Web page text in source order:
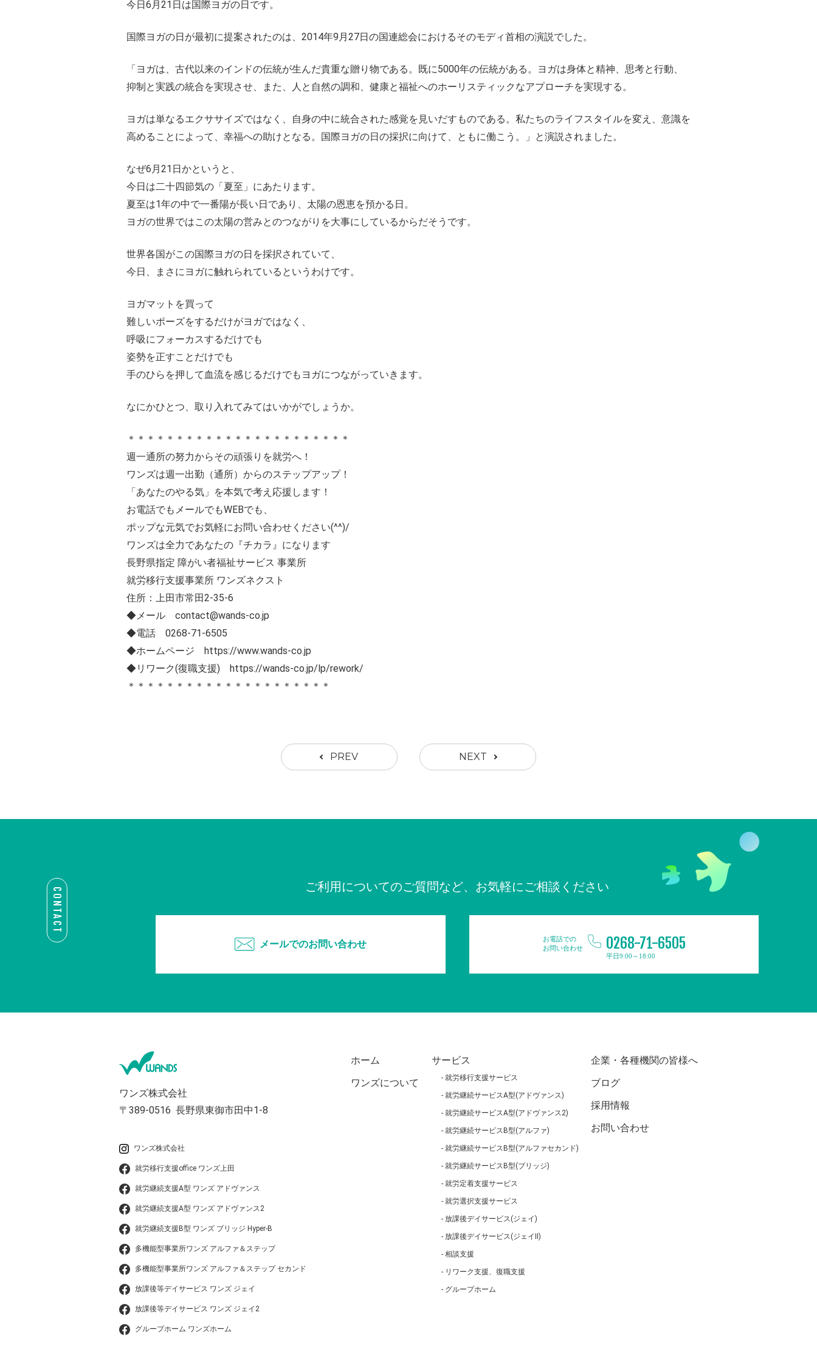
今日6月21日は国際ヨガの日です。
国際ヨガの日が最初に提案されたのは、2014年9月27日の国連総会におけるそのモディ首相の演説でした。
「ヨガは、古代以来のインドの伝統が生んだ貴重な贈り物である。既に5000年の伝統がある。ヨガは身体と精神、思考と行動、
抑制と実践の統合を実現させ、また、人と自然の調和、健康と福祉へのホーリスティックなアプローチを実現する。
ヨガは単なるエクササイズではなく、自身の中に統合された感覚を見いだすものである。私たちのライフスタイルを変え、意識を
高めることによって、幸福への助けとなる。国際ヨガの日の採択に向けて、ともに働こう。」と演説されました。
なぜ6月21日かというと、
今日は二十四節気の「夏至」にあたります。
夏至は1年の中で一番陽が長い日であり、太陽の恩恵を預かる日。
ヨガの世界ではこの太陽の営みとのつながりを大事にしているからだそうです。
世界各国がこの国際ヨガの日を採択されていて、
今日、まさにヨガに触れられているというわけです。
ヨガマットを買って
難しいポーズをするだけがヨガではなく、
呼吸にフォーカスするだけでも
姿勢を正すことだけでも
手のひらを押して血流を感じるだけでもヨガにつながっていきます。
なにかひとつ、取り入れてみてはいかがでしょうか。
＊＊＊＊＊＊＊＊＊＊＊＊＊＊＊＊＊＊＊＊＊＊＊
週一通所の努力からその頑張りを就労へ！
ワンズは週一出勤（通所）からのステップアップ！
「あなたのやる気」を本気で考え応援します！
お電話でもメールでもWEBでも、
ポップな元気でお気軽にお問い合わせください(^^)/
ワンズは全力であなたの『チカラ』になります
長野県指定 障がい者福祉サービス 事業所
就労移行支援事業所 ワンズネクスト
住所：上田市常田2-35-6
◆メール contact@wands-co.jp
◆電話 0268-71-6505
◆ホームページ https://www.wands-co.jp
◆リワーク(復職支援) https://wands-co.jp/lp/rework/
＊＊＊＊＊＊＊＊＊＊＊＊＊＊＊＊＊＊＊＊＊
PREV NEXT
CONTACT ご利用についてのご質問など、お気軽にご相談ください
メールでのお問い合わせ
お電話での
お問い合わせ
0268-71-6505
平日9:00～18:00
ワンズ株式会社
〒389-0516 長野県東御市田中1-8
ワンズ株式会社
就労移行支援office ワンズ上田
就労継続支援A型 ワンズ アドヴァンス
就労継続支援A型 ワンズ アドヴァンス2
就労継続支援B型 ワンズ ブリッジ Hyper-B
多機能型事業所ワンズ アルファ＆ステップ
多機能型事業所ワンズ アルファ＆ステップ セカンド
放課後等デイサービス ワンズ ジェイ
放課後等デイサービス ワンズ ジェイ2
グループホーム ワンズホーム
ホーム
ワンズについて
サービス
就労移行支援サービス
就労継続サービスA型(アドヴァンス)
就労継続サービスA型(アドヴァンス2)
就労継続サービスB型(アルファ)
就労継続サービスB型(アルファセカンド)
就労継続サービスB型(ブリッジ)
就労定着支援サービス
就労選択支援サービス
放課後デイサービス(ジェイ)
放課後デイサービス(ジェイⅡ)
相談支援
リワーク支援、復職支援
グループホーム
企業・各種機関の皆様へ
ブログ
採用情報
お問い合わせ